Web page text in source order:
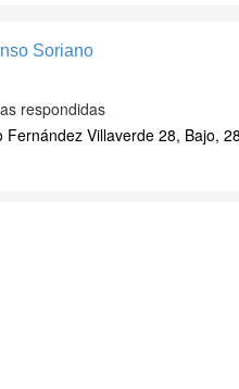
Soriano
respondidas
Fernández Villaverde 28, Bajo,